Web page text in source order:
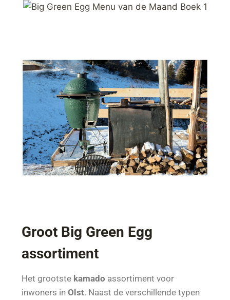
Groot Big Green Egg
assortiment
Het grootste kamado assortiment voor
inwoners in Olst. Naast de verschillende typen